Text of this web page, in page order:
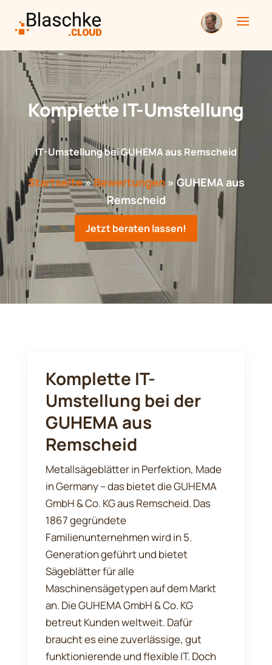
Komplette IT-Umstellung
IT-Umstellung bei GUHEMA aus Remscheid
Startseite»Bewertungen»GUHEMA aus
Remscheid
Jetzt beraten lassen!
Komplette IT-
Umstellung bei der
GUHEMA aus
Remscheid
Metallsägeblätter in Perfektion, Made
in Germany – das bietet die GUHEMA
GmbH & Co. KG aus Remscheid. Das
1867 gegründete
Familienunternehmen wird in 5.
Generation geführt und bietet
Sägeblätter für alle
Maschinensägetypen auf dem Markt
an. Die GUHEMA GmbH & Co. KG
betreut Kunden weltweit. Dafür
braucht es eine zuverlässige, gut
funktionierende und flexible IT. Doch